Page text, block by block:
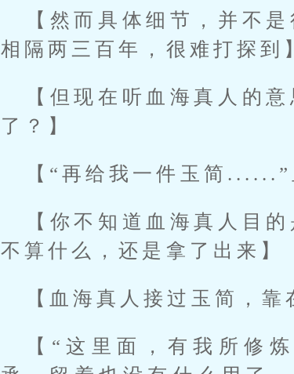
【然而具体细节，并不
相隔两三百年，很难打探到
【但现在听血海真人的
了？】
【“再给我一件玉简
【你不知道血海真人目
不算什么，还是拿了出来】
【血海真人接过玉简，靠
【“这里面，有我所修